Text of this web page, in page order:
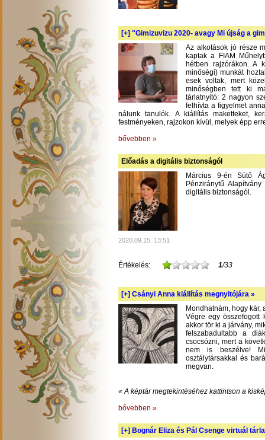
[+] "Gimizuvizu 2020- avagy Mi újság a
Az alkotások jó része
kaptak a FIAM
hétben rajzórákon. A
minőségi) munkát
esek voltak, mert
minőségben tett ki
tárlatnyitó: 2 nagyon
felhívta a figyelmet
nálunk tanulók. A kiállítás maketteket,
festményeken, rajzokon kívül, melyek épp
bővebben »
Előadás a digitális biztonságól
Március 9-én Sütő
Pénziránytű
digitális biztonságól.
2020.09.15. 13:51
Értékelés: 1/33
[+] Csányi Anna kiállítás megnyitójára »
Mondhatnám, hogy kár,
Végre egy összefogott
akkor tör ki a járvány,
felszabadultabb a
csocsózni, mert a
nem is beszélve!
osztálytársakkal és
megvan.
« A képtár megtekintéséhez kattintson a
bővebben »
[+] Bognár Eliza és Pál Csenge virtuál